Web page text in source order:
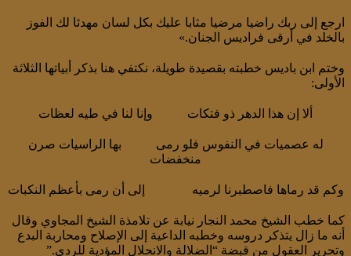
ارجع إلى ربك راضيا مرضيا مثابا عليك بكل لسان مهدئا لك الفوز
بالخلد في أرقى فراديس الجنان.»
وختم ابن باديس خطبته بقصيدة طويلة، نكتفي هنا بذكر أبياتها الثلاثة
الأولى:
ألا إن هذا الدهر ذو فتكات وإنا لنا في طيه لعظات
له عصميات في النفوس فلو رمى بها الراسيات صرن
منخفضات
وكم قد رماها فاصطبرنا لرميه إلى أن رمى بأعظم النكبات
كما خطب الشيخ محمد النجار نيابة عن تلامذة الشيخ المجاوي وقال
أنه ما زال يتذكر دروسه وخطبه الداعية إلى الإصلاح ومحاربة البدع
وتحرير العقول من قبضة “الضلالة والانحلال المؤدية للردى.”